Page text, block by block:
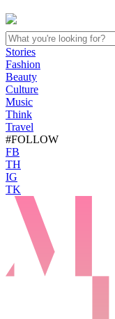
Stories
Fashion
Beauty
Culture
Music
Think
Travel
#FOLLOW
FB
TH
IG
TK